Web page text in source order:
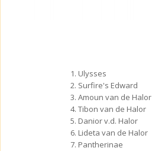
1. Ulysses
2. Surfire's Edward
3. Amoun van de Halor
4. Tibon van de Halor
5. Danior v.d. Halor
6. Lideta van de Halor
7. Pantherinae